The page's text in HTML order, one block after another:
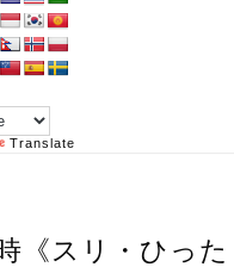
Translate
《スリ・ひっ